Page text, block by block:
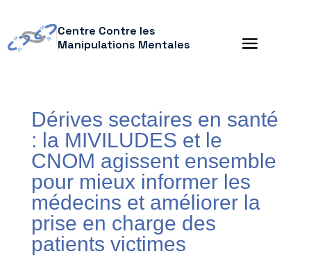
Centre Contre les
Manipulations Mentales
Dérives sectaires en santé
: la MIVILUDES et le
CNOM agissent ensemble
pour mieux informer les
médecins et améliorer la
prise en charge des
patients victimes